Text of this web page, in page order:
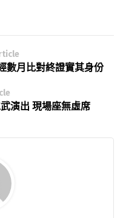
月比對終證實其身份
演出 現場座無虛席